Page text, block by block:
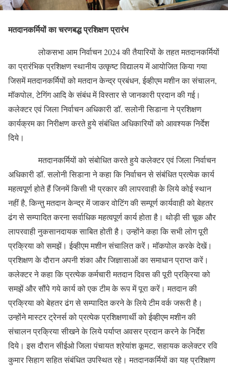
मतदानकर्मियों का चरणबद्ध प्रशिक्षण प्रारंभ
लोकसभा आम निर्वाचन 2024 की तैयारियों के तहत मतदानकर्मियों
का प्रारंभिक प्रशिक्षण स्थानीय उत्कृष्ट विद्यालय में आयोजित किया गया
जिसमें मतदानकर्मियों को मतदान केन्द्र प्रबंधन, ईव्हीएम मशीन का संचालन,
मॉकपोल, टेगिंग आदि के संबंध में विस्तार से जानकारी प्रदान की गई।
कलेक्टर एवं जिला निर्वाचन अधिकारी डॉ. सलोनी सिडाना ने प्रशिक्षण
कार्यक्रम का निरीक्षण करते हुये संबंधित अधिकारियों को आवश्यक निर्देश
दिये।
मतदानकर्मियों को संबोधित करते हुये कलेक्टर एवं जिला निर्वाचन
अधिकारी डॉ. सलोनी सिडाना ने कहा कि निर्वाचन से संबंधित प्रत्येक कार्य
महत्वपूर्ण होते हैं जिनमें किसी भी प्रकार की लापरवाही के लिये कोई स्थान
नहीं है, किन्तु मतदान केन्द्र में जाकर वोटिंग की सम्पूर्ण कार्यवाही को बेहतर
ढंग से सम्पादित करना सर्वाधिक महत्वपूर्ण कार्य होता है। थोड़ी सी चूक और
लापरवाही नुकसानदायक साबित होती है। उन्होंने कहा कि सभी लोग पूरी
प्रक्रिया को समझें। ईव्हीएम मशीन संचालित करें। मॉकपोल करके देखें।
प्रशिक्षण के दौरान अपनी शंका और जिज्ञासाओं का समाधान प्राप्त करें।
कलेक्टर ने कहा कि प्रत्येक कर्मचारी मतदान दिवस की पूरी प्रक्रिया को
समझें और सौंपे गये कार्य को एक टीम के रूप में पूरा करें। मतदान की
प्रक्रिया को बेहतर ढंग से सम्पादित करने के लिये टीम वर्क जरूरी है।
उन्होंने मास्टर ट्रेनर्स को प्रत्येक प्रशिक्षणार्थी को ईव्हीएम मशीन की
संचालन प्रक्रिया सीखने के लिये पर्याप्त अवसर प्रदान करने के निर्देश
दिये। इस दौरान सीईओ जिला पंचायत श्रेयांश कूमट, सहायक कलेक्टर रवि
कुमार सिहाग सहित संबंधित उपस्थित रहे। मतदानकर्मियों का यह प्रशिक्षण